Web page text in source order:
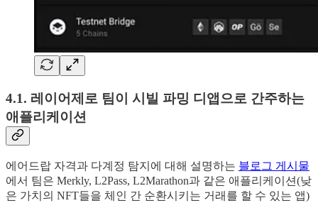
4.1. 레이어제로 팀이 시빌 파밍 디앱으로 간주하는
애플리케이션
에어드랍 자격과 다계정 탐지에 대해 설명하는 블로그 게시물
에서 팀은 Merkly, L2Pass, L2Marathon과 같은 애플리케이션(낮
은 가치의 NFT들을 체인 간 순환시키는 거래를 할 수 있는 앱)